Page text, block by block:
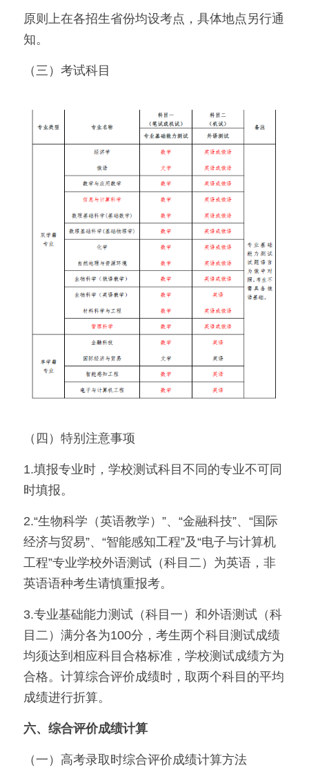
原则上在各招生省份均设考点，具体地点另行通
知。
（三）考试科目
（四）特别注意事项
1.填报专业时，学校测试科目不同的专业不可同
时填报。
2.“生物科学（英语教学）”、“金融科技”、“国际
经济与贸易”、“智能感知工程”及“电子与计算机
工程”专业学校外语测试（科目二）为英语，非
英语语种考生请慎重报考。
3.专业基础能力测试（科目一）和外语测试（科
目二）满分各为100分，考生两个科目测试成绩
均须达到相应科目合格标准，学校测试成绩方为
合格。计算综合评价成绩时，取两个科目的平均
成绩进行折算。
六、综合评价成绩计算
（一）高考录取时综合评价成绩计算方法